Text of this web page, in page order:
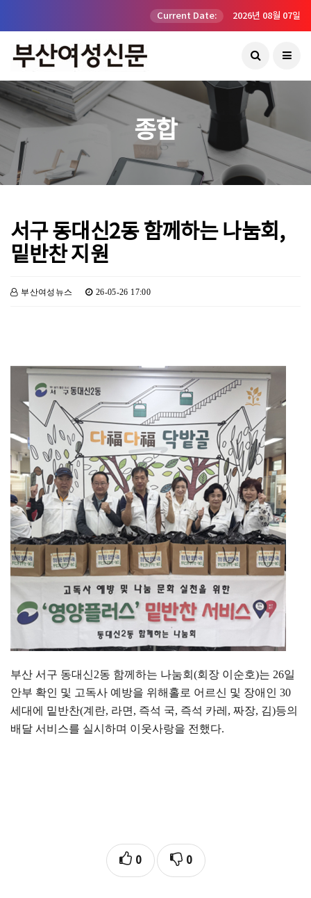
Current Date: 2026년 08월 07일
종합
서구 동대신2동 함께하는 나눔회,
밑반찬 지원
부산여성뉴스 26-05-26 17:00
부산 서구 동대신2동 함께하는 나눔회 (회장 이순호)는 26일
안부 확인 및 고독사 예방을 위해홀로 어르신 및 장애인 30
세대에 밑반찬(계란, 라면 , 즉석 국, 즉석 카레 , 짜장, 김)등의
배달 서비스를 실시하며 이웃사랑을 전했다.
0 0